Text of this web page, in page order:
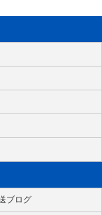
ブログ